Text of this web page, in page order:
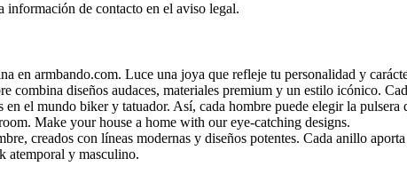
información de contacto en el aviso legal.
en armbando.com. Luce una joya que refleje tu personalidad y
combina diseños audaces, materiales premium y un estilo icónico.
el mundo biker y tatuador. Así, cada hombre puede elegir la pulsera
Make your house a home with our eye-catching designs.
creados con líneas modernas y diseños potentes. Cada anillo
atemporal y masculino.